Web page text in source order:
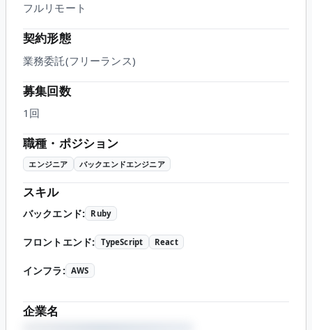
フルリモート
契約形態
業務委託(フリーランス)
募集回数
1回
職種・ポジション
エンジニア バックエンドエンジニア
スキル
バックエンド: Ruby
フロントエンド: TypeScript React
インフラ: AWS
企業名